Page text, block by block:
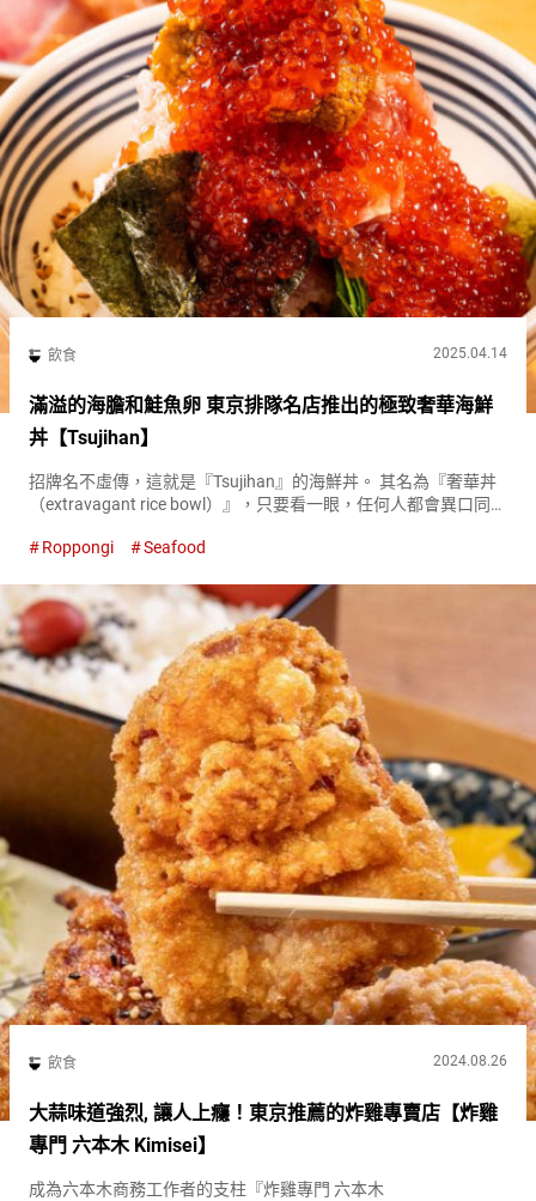
飲食 2025.04.14
滿溢的海膽和鮭魚卵 東京排隊名店推出的極致奢華海鮮
丼【Tsujihan】
招牌名不虛傳，這就是『Tsujihan』的海鮮丼。 其名為『奢華丼
（extravagant rice bowl）』，只要看一眼，任何人都會異口同聲
／Suprem...
Roppongi Seafood
飲食 2024.08.26
大蒜味道強烈, 讓人上癮！東京推薦的炸雞專賣店【炸雞
專門 六本木 Kimisei】
成為六本木商務工作者的支柱『炸雞專門 六本木